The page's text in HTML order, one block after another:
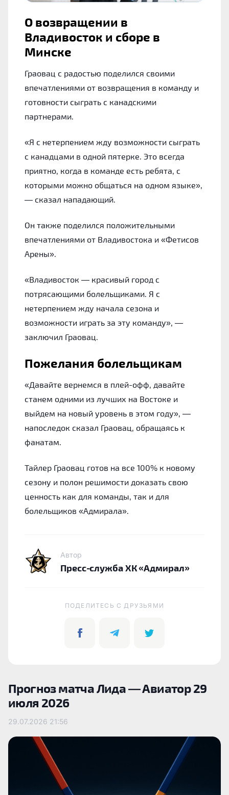
О возвращении в
Владивосток и сборе в
Минске
Граовац с радостью поделился своими
впечатлениями от возвращения в команду и
готовности сыграть с канадскими
партнерами.
«Я с нетерпением жду возможности сыграть
с канадцами в одной пятерке. Это всегда
приятно, когда в команде есть ребята, с
которыми можно общаться на одном языке»,
— сказал нападающий.
Он также поделился положительными
впечатлениями от Владивостока и «Фетисов
Арены».
«Владивосток — красивый город с
потрясающими болельщиками. Я с
нетерпением жду начала сезона и
возможности играть за эту команду», —
заключил Граовац.
Пожелания болельщикам
«Давайте вернемся в плей-офф, давайте
станем одними из лучших на Востоке и
выйдем на новый уровень в этом году», —
напоследок сказал Граовац, обращаясь к
фанатам.
Тайлер Граовац готов на все 100% к новому
сезону и полон решимости доказать свою
ценность как для команды, так и для
болельщиков «Адмирала».
Автор
Пресс-служба ХК «Адмирал»
ПОДЕЛИТЕСЬ C ДРУЗЬЯМИ
Прогноз матча Лида — Авиатор 29
июля 2026
29.07.2026 21:56